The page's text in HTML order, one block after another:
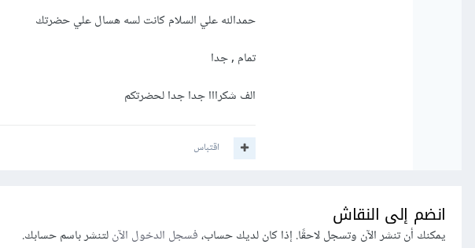
استخدام الحد الأدنى من الأبعاد min بدلاً من الحد الأقصى max لأنها توفر تقديرًا أكثر دقة لمعامل الارتباط.
حمدالله علي السلام كانت لسه هسال علي حضرتك
تمام , جدا
الف شكرااا جدا جدا لحضرتكم
اقتباس
انضم إلى النقاش
يمكنك أن تنشر الآن وتسجل لاحقًا. إذا كان لديك حساب،فسجل الدخول الآنلتنشر باسم حسابك.